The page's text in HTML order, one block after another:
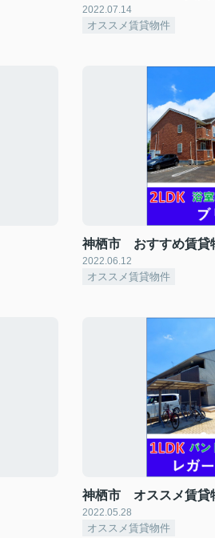
2022.07.14
オススメ賃貸物件
神栖市 おすすめ賃貸
2022.06.12
オススメ賃貸物件
神栖市 オススメ賃貸
2022.05.28
オススメ賃貸物件